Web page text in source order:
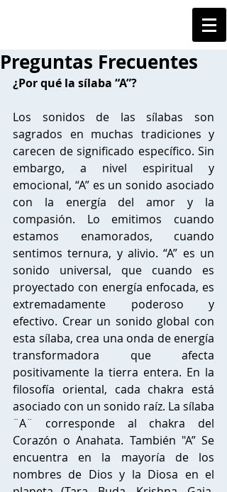
Preguntas Frecuentes
¿Por qué la sílaba “A”?
Los sonidos de las sílabas son
sagrados en muchas tradiciones y
carecen de significado específico. Sin
embargo, a nivel espiritual y
emocional, “A” es un sonido asociado
con la energía del amor y la
compasión. Lo emitimos cuando
estamos enamorados, cuando
sentimos ternura, y alivio. “A” es un
sonido universal, que cuando es
proyectado con energía enfocada, es
extremadamente poderoso y
efectivo. Crear un sonido global con
esta sílaba, crea una onda de energía
transformadora que afecta
positivamente la tierra entera. En la
filosofía oriental, cada chakra está
asociado con un sonido raíz. La sílaba
¨A¨ corresponde al chakra del
Corazón o Anahata. También "A” Se
encuentra en la mayoría de los
nombres de Dios y la Diosa en el